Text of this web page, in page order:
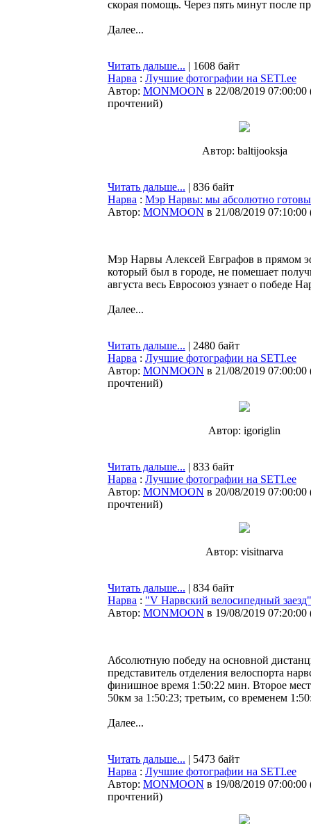
скорая помощь. Через пять минут после
Далее...
Читать дальше... | 1608 байт
Нарва : Лучшие фотографии на SETI.ee
Автор: MONMOON в 22/08/2019 07:00:00
прочтений)
Автор: baltijooksja
Читать дальше... | 836 байт
Нарва : Мэр Нарвы: мы абсолютно
Автор: MONMOON в 21/08/2019 07:10:00
Мэр Нарвы Алексей Евграфов в прямом
который был в городе, не помешает
августа весь Евросоюз узнает о победе
Далее...
Читать дальше... | 2480 байт
Нарва : Лучшие фотографии на SETI.ee
Автор: MONMOON в 21/08/2019 07:00:00
прочтений)
Автор: igoriglin
Читать дальше... | 833 байт
Нарва : Лучшие фотографии на SETI.ee
Автор: MONMOON в 20/08/2019 07:00:00
прочтений)
Автор: visitnarva
Читать дальше... | 834 байт
Нарва : "V Нарвский велосипедный
Автор: MONMOON в 19/08/2019 07:20:00
Абсолютную победу на основной
представитель отделения велоспорта
финишное время 1:50:22 мин. Второе
50км за 1:50:23; третьим, со временем
Далее...
Читать дальше... | 5473 байт
Нарва : Лучшие фотографии на SETI.ee
Автор: MONMOON в 19/08/2019 07:00:00
прочтений)